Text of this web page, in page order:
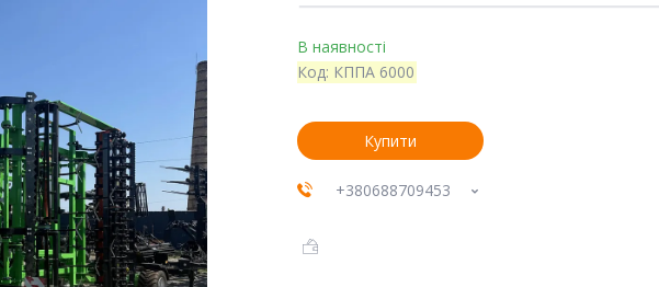
В наявності
Код: КППА 6000
Купити
+380688709453